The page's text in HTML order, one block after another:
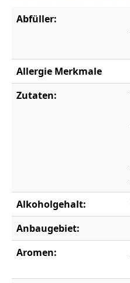
Abfüller:
Allergie Merkmale
Zutaten:
Alkoholgehalt:
Anbaugebiet:
Aromen: